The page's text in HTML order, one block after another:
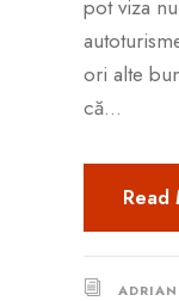
pot viza
ori alte
că...
Read